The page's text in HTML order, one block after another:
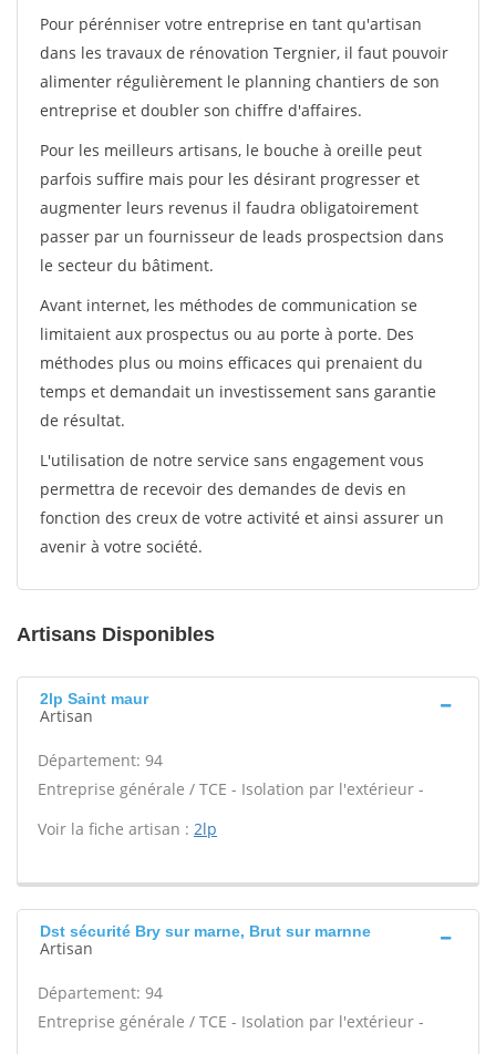
Pour pérénniser votre entreprise en tant qu'artisan
dans les travaux de rénovation Tergnier, il faut pouvoir
alimenter régulièrement le planning chantiers de son
entreprise et doubler son chiffre d'affaires.
Pour les meilleurs artisans, le bouche à oreille peut
parfois suffire mais pour les désirant progresser et
augmenter leurs revenus il faudra obligatoirement
passer par un fournisseur de leads prospectsion dans
le secteur du bâtiment.
Avant internet, les méthodes de communication se
limitaient aux prospectus ou au porte à porte. Des
méthodes plus ou moins efficaces qui prenaient du
temps et demandait un investissement sans garantie
de résultat.
L'utilisation de notre service sans engagement vous
permettra de recevoir des demandes de devis en
fonction des creux de votre activité et ainsi assurer un
avenir à votre société.
Artisans Disponibles
2lp Saint maur
Artisan
Département: 94
Entreprise générale / TCE - Isolation par l'extérieur -
Voir la fiche artisan : 2lp
Dst sécurité Bry sur marne, Brut sur marnne
Artisan
Département: 94
Entreprise générale / TCE - Isolation par l'extérieur -